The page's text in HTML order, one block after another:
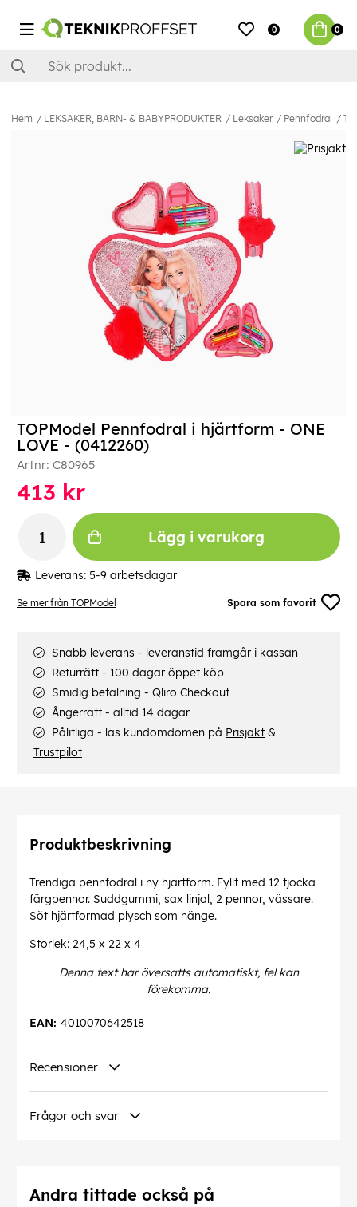
0 0
Hem LEKSAKER, BARN- & BABYPRODUKTER Leksaker Pennfodral
Se mer från TOPModel Spara som favorit
TOPModel Pennfodral i hjärtform - ONE
LOVE - (0412260)
Artnr: C80965
413 kr
Lägg i varukorg
Leverans: 5-9 arbetsdagar
Snabb leverans - leveranstid framgår i kassan
Returrätt - 100 dagar öppet köp
Smidig betalning - Qliro Checkout
Ångerrätt - alltid 14 dagar
Pålitliga - läs kundomdömen på Prisjakt &
Trustpilot
Produktbeskrivning
Trendiga pennfodral i ny hjärtform. Fyllt med 12 tjocka
färgpennor. Suddgummi, sax linjal, 2 pennor, vässare.
Söt hjärtformad plysch som hänge.
Storlek: 24,5 x 22 x 4
Denna text har översatts automatiskt, fel kan
förekomma.
4010070642518
EAN:
Recensioner
Frågor och svar
Andra tittade också på